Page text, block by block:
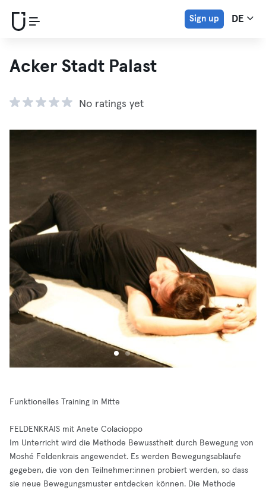
Sign up DE
Acker Stadt Palast
No ratings yet
Funktionelles Training in Mitte
FELDENKRAIS mit Anete Colacioppo
Im Unterricht wird die Methode Bewusstheit durch Bewegung von
Moshé Feldenkrais angewendet. Es werden Bewegungsabläufe
gegeben, die von den Teilnehmer:innen probiert werden, so dass
sie neue Bewegungsmuster entdecken können. Die Methode